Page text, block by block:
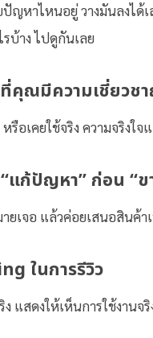
ญหาไหนอยู่ วางมันลงได้
บ้าง ไปดูกันเลย
คุณมีความเชี่ยวช
รือเคยใช้จริง ความจริงใ
แก้ปัญหา” ก่อน “ข
ยเจอ แล้วค่อยเสนอสินค้
ในการรีวิว
แสดงให้เห็นการใช้งานจ